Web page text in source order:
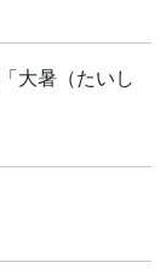
大暑（たいし